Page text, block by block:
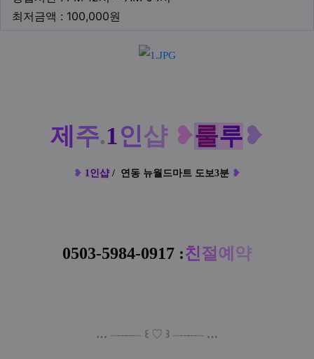
최저금액 : 100,000원
제 주.1인샵 ❥룰루❥
❥ 1인샵 / 연동 뉴월드마트 도보3분 ❥
0503-5984-0917 :친절 예 약
… --------- ꒰ ♡ ꒱ --------- …